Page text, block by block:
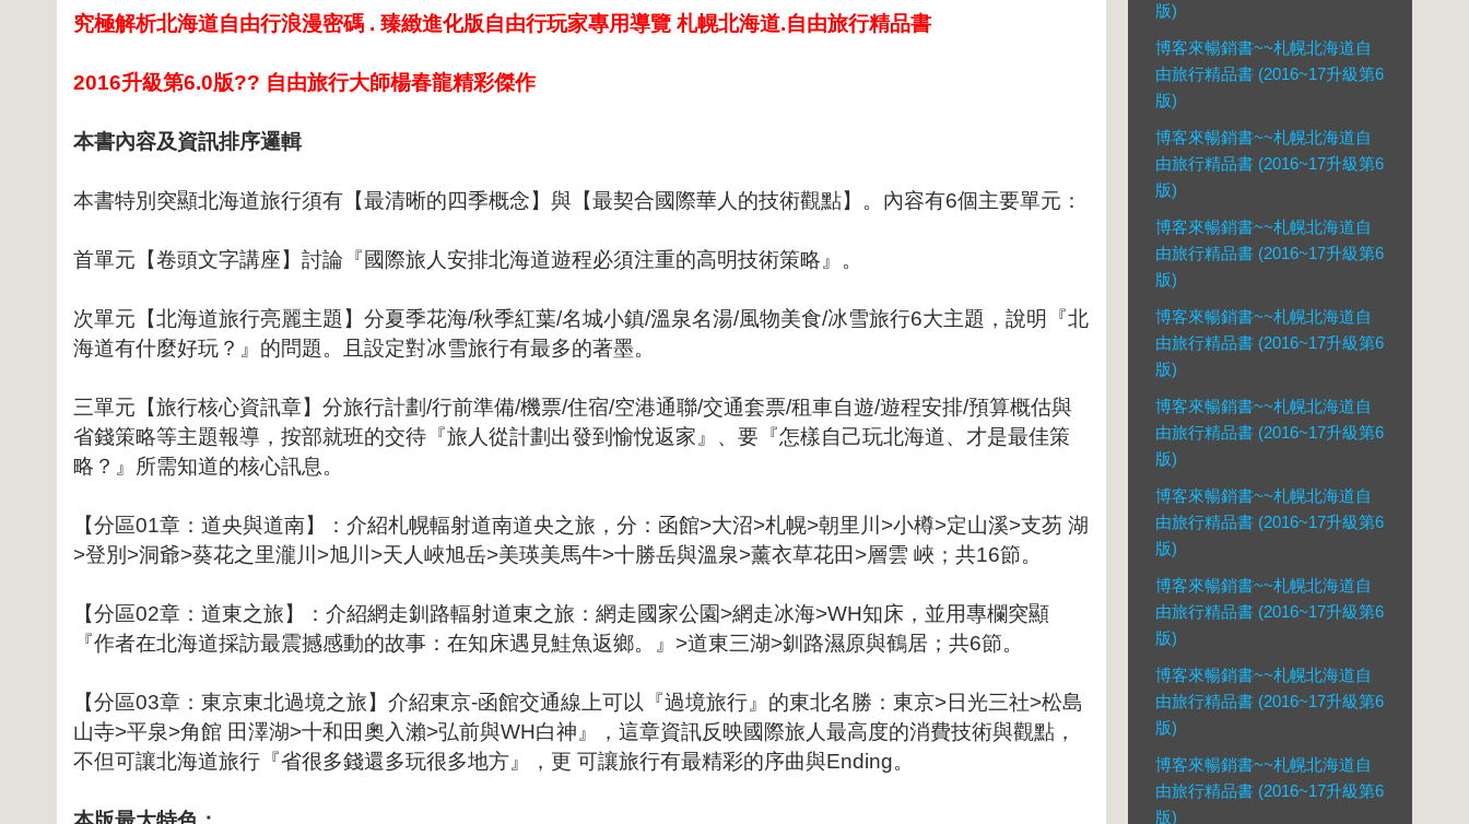
究極解析北海道自由行浪漫密碼 . 臻緻進化版自由行玩家專用導覽 札幌北海道.自由旅行精品書
2016升級第6.0版?? 自由旅行大師楊春龍精彩傑作
本書內容及資訊排序邏輯
本書特別突顯北海道旅行須有【最清晰的四季概念】與【最契合國際華人的技術觀點】。內容有6個主要單元：
首單元【卷頭文字講座】討論『國際旅人安排北海道遊程必須注重的高明技術策略』。
次單元【北海道旅行亮麗主題】分夏季花海/秋季紅葉/名城小鎮/溫泉名湯/風物美食/冰雪旅行6大主題，說明『北
海道有什麼好玩？』的問題。且設定對冰雪旅行有最多的著墨。
三單元【旅行核心資訊章】分旅行計劃/行前準備/機票/住宿/空港通聯/交通套票/租車自遊/遊程安排/預算概估與
省錢策略等主題報導，按部就班的交待『旅人從計劃出發到愉悅返家』、要『怎樣自己玩北海道、才是最佳策
略？』所需知道的核心訊息。
【分區01章：道央與道南】：介紹札幌輻射道南道央之旅，分：函館>大沼>札幌>朝里川>小樽>定山溪>支芴 湖
>登別>洞爺>葵花之里瀧川>旭川>天人峽旭岳>美瑛美馬牛>十勝岳與溫泉>薰衣草花田>層雲 峽；共16節。
【分區02章：道東之旅】：介紹網走釧路輻射道東之旅：網走國家公園>網走冰海>WH知床，並用專欄突顯
『作者在北海道採訪最震撼感動的故事：在知床遇見鮭魚返鄉。』>道東三湖>釧路濕原與鶴居；共6節。
【分區03章：東京東北過境之旅】介紹東京-函館交通線上可以『過境旅行』的東北名勝：東京>日光三社>松島
山寺>平泉>角館 田澤湖>十和田奧入瀨>弘前與WH白神』，這章資訊反映國際旅人最高度的消費技術與觀點，
不但可讓北海道旅行『省很多錢還多玩很多地方』，更 可讓旅行有最精彩的序曲與Ending。
版)
博客來暢銷書~~札幌北海道自
由旅行精品書 (2016~17升級第6
版)
博客來暢銷書~~札幌北海道自
由旅行精品書 (2016~17升級第6
版)
博客來暢銷書~~札幌北海道自
由旅行精品書 (2016~17升級第6
版)
博客來暢銷書~~札幌北海道自
由旅行精品書 (2016~17升級第6
版)
博客來暢銷書~~札幌北海道自
由旅行精品書 (2016~17升級第6
版)
博客來暢銷書~~札幌北海道自
由旅行精品書 (2016~17升級第6
版)
博客來暢銷書~~札幌北海道自
由旅行精品書 (2016~17升級第6
版)
博客來暢銷書~~札幌北海道自
由旅行精品書 (2016~17升級第6
版)
博客來暢銷書~~札幌北海道自
由旅行精品書 (2016~17升級第6
版)